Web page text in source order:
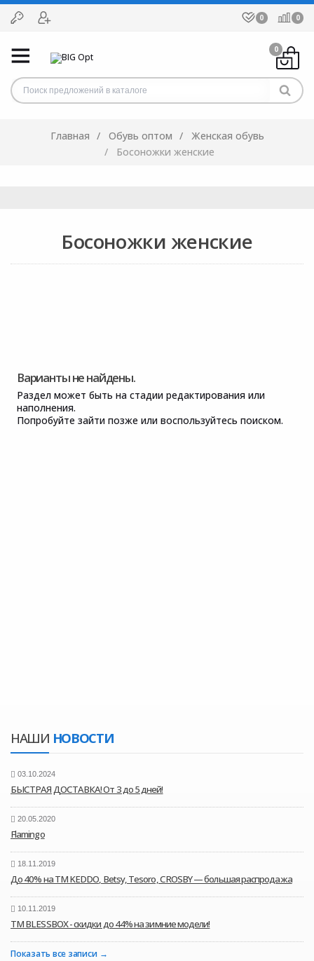
0 0
0
Главная Обувь оптом
Женская обувь
Босоножки женские
НАШИ НОВОСТИ
03.10.2024
БЫСТРАЯ ДОСТАВКА! От 3 до 5 дней!
20.05.2020
Flamingo
18.11.2019
До 40% на ТМ KEDDO, Betsy, Tesoro, CROSBY — большая распродажа
10.11.2019
ТМ BLESSBOX - скидки до 44% на зимние модели!
Показать все записи
Босоножки женские
Варианты не найдены.
Раздел может быть на стадии редактирования или
наполнения.
Попробуйте зайти позже или воспользуйтесь поиском.